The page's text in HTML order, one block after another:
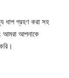
ধাপ গ্রহণ করা সহ
আমরা আপনাকে